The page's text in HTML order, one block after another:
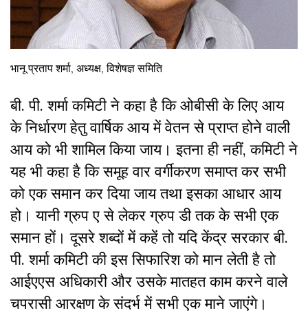
भानू प्रताप शर्मा, अध्यक्ष, विशेषज्ञ समिति
बी. पी. शर्मा कमिटी ने कहा है कि ओबीसी के लिए आय
के निर्धारण हेतु वार्षिक आय में वेतन से प्राप्त होने वाली
आय को भी शामिल किया जाय। इतना ही नहीं, कमिटी ने
यह भी कहा है कि समूह वार वर्गीकरण समाप्त कर सभी
को एक समान कर दिया जाय तथा इसका आधार आय
हो। यानी ग्रुप ए से लेकर ग्रुप डी तक के सभी एक
समान हों। दूसरे शब्दों में कहें तो यदि केंद्र सरकार बी.
पी. शर्मा कमिटी की इस सिफारिश को मान लेती है तो
आईएएस अधिकारी और उसके मातहत काम करने वाले
चपरासी आरक्षण के संदर्भ में सभी एक माने जाएंगे।